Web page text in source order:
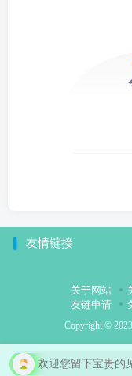
友情链接
关于网站
友链申请
Copyright © 2023
欢迎您留下宝贵的